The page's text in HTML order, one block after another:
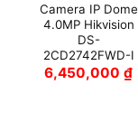
Camera IP Dome
4.0MP Hikvision
DS-
2CD2742FWD-I
6,450,000₫